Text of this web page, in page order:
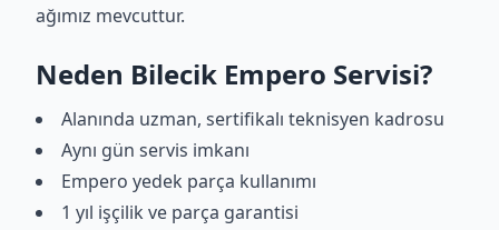
ağımız mevcuttur.
Neden Bilecik Empero Servisi?
Alanında uzman, sertifikalı teknisyen kadrosu
Aynı gün servis imkanı
Empero yedek parça kullanımı
1 yıl işçilik ve parça garantisi